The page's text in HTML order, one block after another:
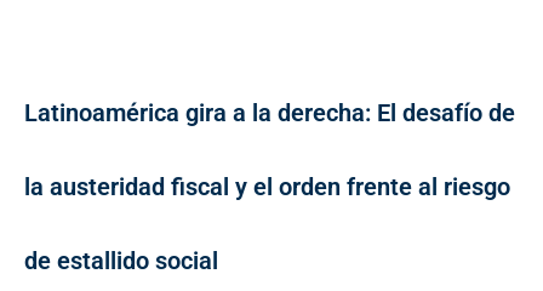
Latinoamérica gira a la derecha: El desafío de
la austeridad fiscal y el orden frente al riesgo
de estallido social